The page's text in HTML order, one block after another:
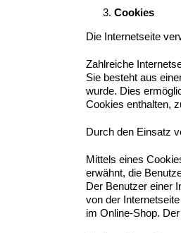
Cookies
Die Internetseite
Zahlreiche
Sie besteht aus
wurde. Dies
Cookies enthalten,
Durch den Einsatz
Mittels eines
erwähnt, die
Der Benutzer einer
von der
im Online-Shop.